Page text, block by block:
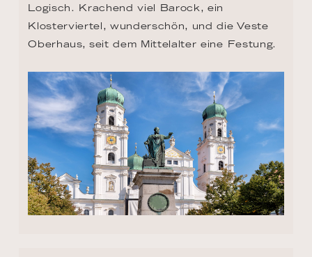
Logisch. Krachend viel Barock, ein
Klosterviertel, wunderschön, und die Veste
Oberhaus, seit dem Mittelalter eine Festung.